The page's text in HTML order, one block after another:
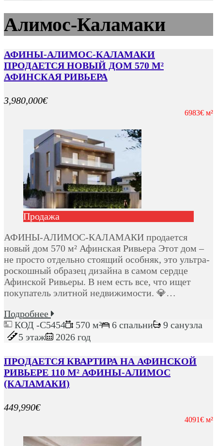
Алимос-Каламаки
АФИНЫ-АЛИМОС-КАЛАМАКИ
ПРОДАЕТСЯ НОВЫЙ ДОМ 570 М²
АФИНСКАЯ РИВЬЕРА
3,980,000€
6983€ м²
Продажа
АФИНЫ-АЛИМОС-КАЛАМАКИ продается
новый дом 570 м² Афинская Ривьера Этот дом –
не просто отдельно стоящий особняк, это ультра-
роскошный образец дизайна в самом сердце
Афинской Ривьеры. В нем есть все, что ищет
покупатель элитной недвижимости. 💎…
Подробнее
КОД -C5454
570 м² 6 спальни
9 санузла
5 этаж
2026 год
ПРОДАЕТСЯ КВАРТИРА НА АФИНСКОЙ
РИВЬЕРЕ 110 М² АФИНЫ-АЛИМОС
(КАЛАМАКИ)
449,990€
4091€ м²